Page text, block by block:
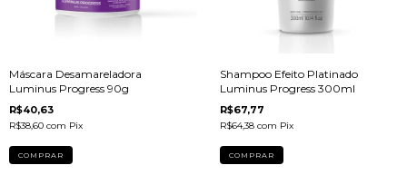
Máscara Desamareladora
Luminus Progress 90g
R$40,63
R$38,60 com Pix
Shampoo Efeito Platinado
Luminus Progress 300ml
R$67,77
R$64,38 com Pix